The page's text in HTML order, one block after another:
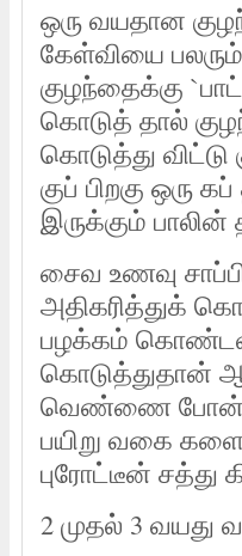
ஒரு வயதான
கேள்வியை
குழந்தைக்கு
கொடுத் தால்
கொடுத்து
குப் பிறகு
இருக்கும்
சைவ உணவு
அதிகரித்துக்
பழக்கம்
கொடுத்துதான்
வெண்ணை போன்ற
பயிறு வகை
புரோட்டீன் சத்து
2 முதல் 3 வயது